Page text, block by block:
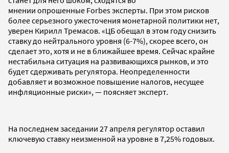
мнении опрошенные Forbes эксперты. При этом рисков
более серьезного ужесточения монетарной политики нет,
уверен Кирилл Тремасов. «ЦБ обещал в этом году снизить
ставку до нейтрального уровня (6-7%), скорее всего, он
сделает это, хотя и не в ближайшее время. Сейчас крайне
нестабильна ситуация на развивающихся рынков, и это
будет сдерживать регулятора. Неопределенности
добавляет и возможное повышение налогов, несущее
инфляционные риски», — поясняет эксперт.
На последнем заседании 27 апреля регулятор оставил
ключевую ставку неизменной на уровне в 7,25% годовых.